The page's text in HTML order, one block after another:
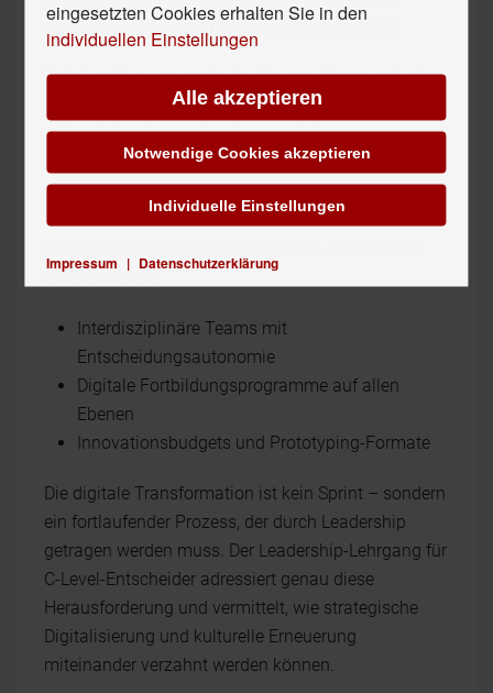
zwischen Produktivität und Innovationskultur.
Dabei geht es um mehr als Change-Kommunikation.
Erfolgreiche digitale Führung bedeutet, strategische
Ziele mit konkreten Handlungsspielräumen zu
verknüpfen. C-Level-Entscheider sind dafür
verantwortlich, die Voraussetzungen für ein digitales
Mindset zu schaffen, agile Arbeitsweisen zu
unter anderem:
Interdisziplinäre Teams mit
Entscheidungsautonomie
Digitale Fortbildungsprogramme auf allen
Ebenen
Innovationsbudgets und Prototyping-Formate
Die digitale Transformation ist kein Sprint – sondern
ein fortlaufender Prozess, der durch Leadership
getragen werden muss. Der Leadership-Lehrgang für
C-Level-Entscheider adressiert genau diese
Herausforderung und vermittelt, wie strategische
Digitalisierung und kulturelle Erneuerung
miteinander verzahnt werden können.
eingesetzten Cookies erhalten Sie in den
individuellen Einstellungen
Alle akzeptieren
Notwendige Cookies akzeptieren
Impressum | Datenschutzerklärung
Individuelle Einstellungen